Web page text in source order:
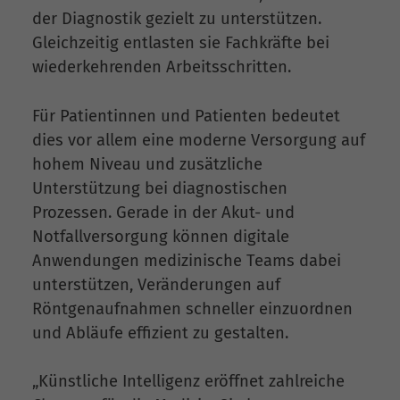
der Diagnostik gezielt zu unterstützen.
Gleichzeitig entlasten sie Fachkräfte bei
wiederkehrenden Arbeitsschritten.
Für Patientinnen und Patienten bedeutet
dies vor allem eine moderne Versorgung auf
hohem Niveau und zusätzliche
Unterstützung bei diagnostischen
Prozessen. Gerade in der Akut- und
Notfallversorgung können digitale
Anwendungen medizinische Teams dabei
unterstützen, Veränderungen auf
Röntgenaufnahmen schneller einzuordnen
und Abläufe effizient zu gestalten.
„Künstliche Intelligenz eröffnet zahlreiche